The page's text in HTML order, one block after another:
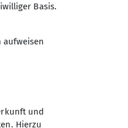
Zelte
Basis.
aufweisen
und
Hierzu